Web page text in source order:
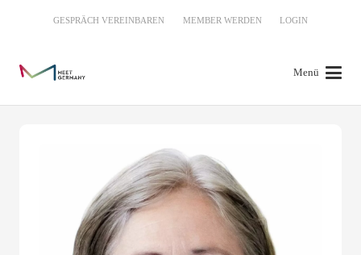
GESPRÄCH VEREINBAREN MEMBER WERDEN LOGIN
Menü